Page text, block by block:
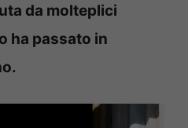
da molteplici
ha passato in